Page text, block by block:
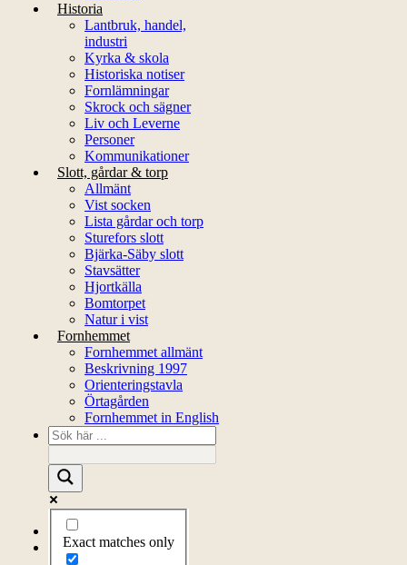
Historia
Lantbruk, handel,
industri
Kyrka & skola
Historiska notiser
Fornlämningar
Skrock och sägner
Liv och Leverne
Personer
Kommunikationer
Slott, gårdar & torp
Allmänt
Vist socken
Lista gårdar och torp
Sturefors slott
Bjärka-Säby slott
Stavsätter
Hjortkälla
Bomtorpet
Natur i vist
Fornhemmet
Fornhemmet allmänt
Beskrivning 1997
Orienteringstavla
Örtagården
Fornhemmet in English
Exact matches only
Startsida
Om föreningen